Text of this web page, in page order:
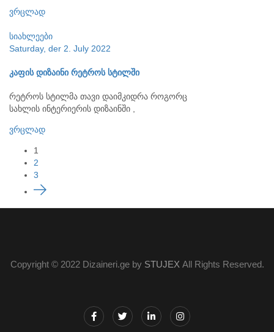
ვრცლად
სიახლეები
Saturday, der 2. July 2022
კაფის დიზაინი რეტროს სტილში
რეტროს სტილმა თავი დაიმკიდრა როგორც
სახლის ინტერიერის დიზაინში ,
ვრცლად
1
2
3
Copyright © 2022 Dizaineri.ge by STUJEX All Rights Reserved.